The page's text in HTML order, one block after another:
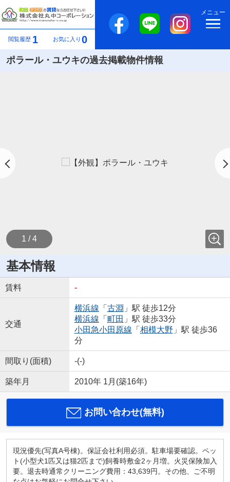
閲覧履歴 1 お気に入り 0
メニュー
ポラール・ユウキの過去掲載物件情報
1 / 4
基本情報
賃料 -
交通
横浜線 「 古淵 」駅 徒歩12分
横浜線 「 町田 」駅 徒歩33分
小田急小田原線 「 相模大野 」駅 徒歩36
分
間取り(面積) -(-)
築年月 2010年 1月(築16年)
お問い合わせ(無料)
現況優先(写真A号棟)。保証会社利用必須。駐車場要確認。ペッ
ト(小型犬1匹又は猫2匹まで)飼養時敷金2ヶ月増。火災保険加入
要。退去時通常クリーニング費用：43,639円。その他、ご不明